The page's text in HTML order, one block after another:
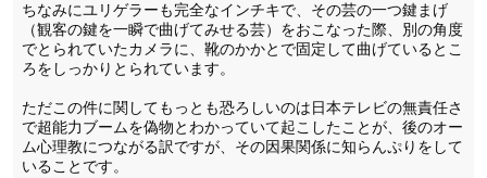
ちなみにユリゲラーも完全なインチキで、その芸の一つ鍵まげ
（観客の鍵を一瞬で曲げてみせる芸）をおこなった際、別の角度
でとられていたカメラに、靴のかかとで固定して曲げているとこ
ろをしっかりとられています。
ただこの件に関してもっとも恐ろしいのは日本テレビの無責任さ
で超能力ブームを偽物とわかっていて起こしたことが、後のオー
ム心理教につながる訳ですが、その因果関係に知らんぷりをして
いることです。